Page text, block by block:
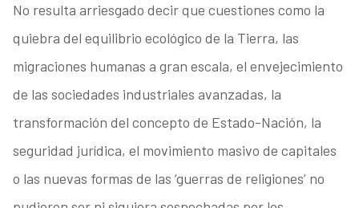
No resulta arriesgado decir que cuestiones como la
quiebra del equilibrio ecológico de la Tierra, las
migraciones humanas a gran escala, el envejecimiento
de las sociedades industriales avanzadas, la
transformación del concepto de Estado-Nación, la
seguridad jurídica, el movimiento masivo de capitales
o las nuevas formas de las ‘guerras de religiones’ no